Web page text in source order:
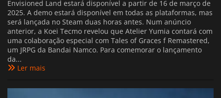
Envisioned Land estará disponível a partir de 16 de março de
2025. A demo estará disponível em todas as plataformas, mas
será lançada no Steam duas horas antes. Num anúncio
anterior, a Koei Tecmo revelou que Atelier Yumia contará com
uma colaboração especial com Tales of Graces f Remastered,
um JRPG da Bandai Namco. Para comemorar o lançamento
da...
Ler mais